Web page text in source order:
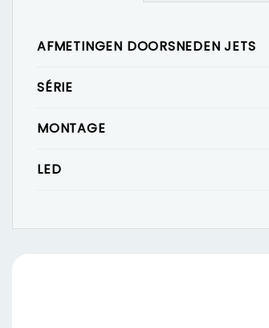
AFMETINGEN DOORSNEDEN JETS
SÉRIE
MONTAGE
LED